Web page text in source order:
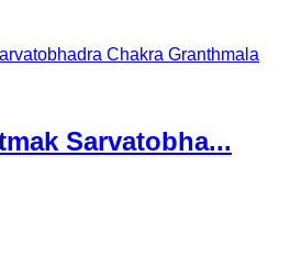
Sarvatobha...